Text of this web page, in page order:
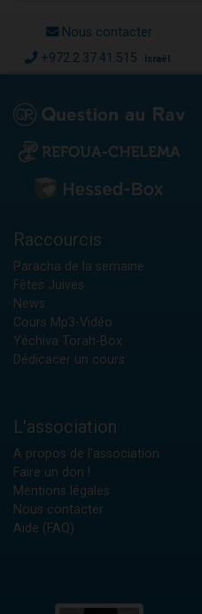
Nous contacter
+972.2.37.41.515 Israël
Raccourcis
Paracha de la semaine
Fêtes Juives
News
Cours Mp3-Vidéo
Yéchiva Torah-Box
Dédicacer un cours
L'association
A propos de l'association
Faire un don !
Mentions légales
Nous contacter
Aide (FAQ)